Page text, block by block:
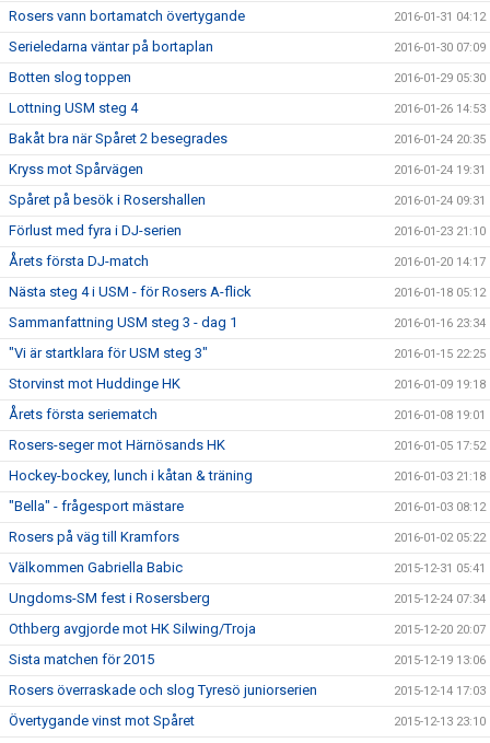
Rosers vann bortamatch övertygande 2016-01-31 04:12
Serieledarna väntar på bortaplan 2016-01-30 07:09
Botten slog toppen 2016-01-29 05:30
Lottning USM steg 4 2016-01-26 14:53
Bakåt bra när Spåret 2 besegrades 2016-01-24 20:35
Kryss mot Spårvägen 2016-01-24 19:31
Spåret på besök i Rosershallen 2016-01-24 09:31
Förlust med fyra i DJ-serien 2016-01-23 21:10
Årets första DJ-match 2016-01-20 14:17
Nästa steg 4 i USM - för Rosers A-flick 2016-01-18 05:12
Sammanfattning USM steg 3 - dag 1 2016-01-16 23:34
"Vi är startklara för USM steg 3" 2016-01-15 22:25
Storvinst mot Huddinge HK 2016-01-09 19:18
Årets första seriematch 2016-01-08 19:01
Rosers-seger mot Härnösands HK 2016-01-05 17:52
Hockey-bockey, lunch i kåtan & träning 2016-01-03 21:18
"Bella" - frågesport mästare 2016-01-03 08:12
Rosers på väg till Kramfors 2016-01-02 05:22
Välkommen Gabriella Babic 2015-12-31 05:41
Ungdoms-SM fest i Rosersberg 2015-12-24 07:34
Othberg avgjorde mot HK Silwing/Troja 2015-12-20 20:07
Sista matchen för 2015 2015-12-19 13:06
Rosers överraskade och slog Tyresö juniorserien 2015-12-14 17:03
Övertygande vinst mot Spåret 2015-12-13 23:10